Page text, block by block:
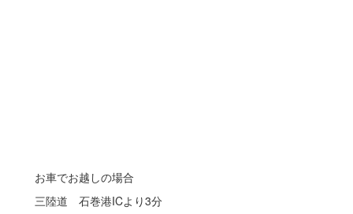
お車でお越しの場合
三陸道 石巻港ICより3分